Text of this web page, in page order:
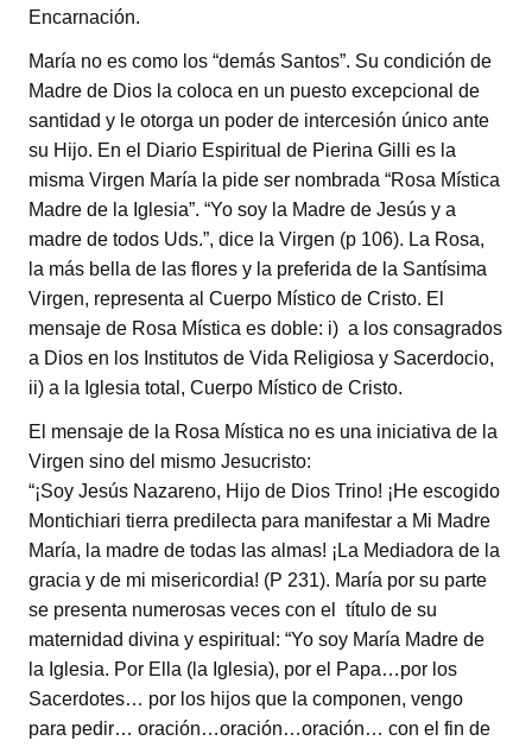
Encarnación.
María no es como los “demás Santos”. Su condición de
Madre de Dios la coloca en un puesto excepcional de
santidad y le otorga un poder de intercesión único ante
su Hijo. En el Diario Espiritual de Pierina Gilli es la
misma Virgen María la pide ser nombrada “Rosa Mística
Madre de la Iglesia”. “Yo soy la Madre de Jesús y a
madre de todos Uds.”, dice la Virgen (p 106). La Rosa,
la más bella de las flores y la preferida de la Santísima
Virgen, representa al Cuerpo Místico de Cristo. El
mensaje de Rosa Mística es doble: i) a los consagrados
a Dios en los Institutos de Vida Religiosa y Sacerdocio,
ii) a la Iglesia total, Cuerpo Místico de Cristo.
El mensaje de la Rosa Mística no es una iniciativa de la
Virgen sino del mismo Jesucristo:
“¡Soy Jesús Nazareno, Hijo de Dios Trino! ¡He escogido
Montichiari tierra predilecta para manifestar a Mi Madre
María, la madre de todas las almas! ¡La Mediadora de la
gracia y de mi misericordia! (P 231). María por su parte
se presenta numerosas veces con el título de su
maternidad divina y espiritual: “Yo soy María Madre de
la Iglesia. Por Ella (la Iglesia), por el Papa…por los
Sacerdotes… por los hijos que la componen, vengo
para pedir… oración…oración…oración… con el fin de